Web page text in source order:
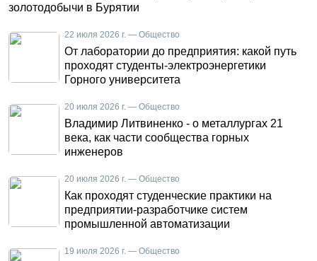
золотодобычи в Бурятии
22 июля 2026 г. — Общество
От лаборатории до предприятия: какой путь
проходят студенты-электроэнергетики
Горного университета
20 июля 2026 г. — Общество
Владимир Литвиненко - о металлургах 21
века, как части сообщества горных
инженеров
20 июля 2026 г. — Общество
Как проходят студенческие практики на
предприятии-разработчике систем
промышленной автоматизации
19 июля 2026 г. — Общество